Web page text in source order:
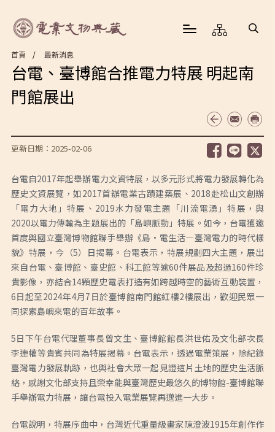
首頁 最新消息
台電、臺博館合推電力特展 明起南
門館展出
更新日期：2025-02-06
台電自2017年起舉辦電力文資特展，以多元形式將電力發展轉化為
歷史文資展覽，如2017首辦電業古蹟建築展、2018赴松山文創辦
「電力大地」特展、2019水力發電主題「川流電湧」特展，與
2020以電力傳輸為主題展出的「島嶼脈動」特展。如今，台電獲邀
首度與國立臺灣博物館聯手舉辦《島·電生活—臺灣電力的時代樣
貌》特展，今（5）日揭幕。台電表示，特展規劃四大主題，展出
來自台電、臺博館、臺史館、科工館等逾60件展品及超過160件珍
貴影像，亦結合14顆歷史電表打造有如跨越時空的藝術互動裝置，
6日起至2024年4月7日於臺博館南門館紅樓2樓展出，歡迎民眾一
同探索島嶼來電的百年故事。
5日下午台電代理董事長曾文生、臺博館館長洪世佑及文化部次長
李連權等貴賓共同為特展揭幕。台電表示，透過電業策展，除紀錄
臺灣電力發展軌跡，也與社會大眾一起見證這片土地的歷史生活脈
絡，感謝文化部支持且榮幸能與臺灣歷史最悠久的博物館-臺博館聯
手舉辦電力特展，讓台電投入電業展覽再邁進一大步。
台電說明，特展序曲中，台灣近代重量級畫家陳澄波1915年創作作